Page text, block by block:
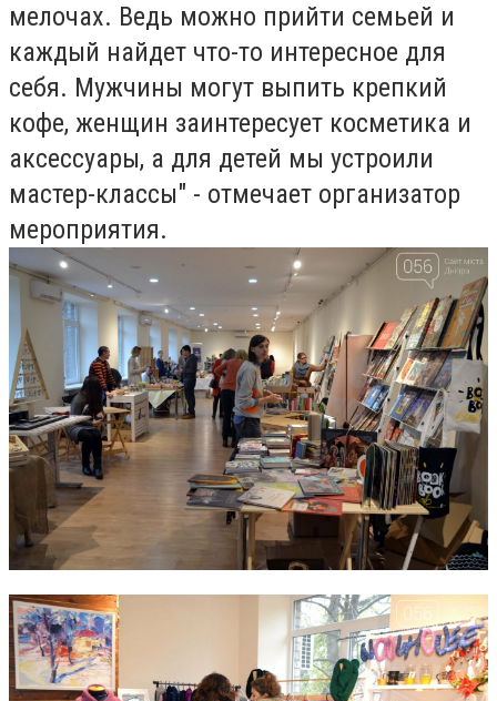
мелочах. Ведь можно прийти семьей и
каждый найдет что-то интересное для
себя. Мужчины могут выпить крепкий
кофе, женщин заинтересует косметика и
аксессуары, а для детей мы устроили
мастер-классы" - отмечает организатор
мероприятия.